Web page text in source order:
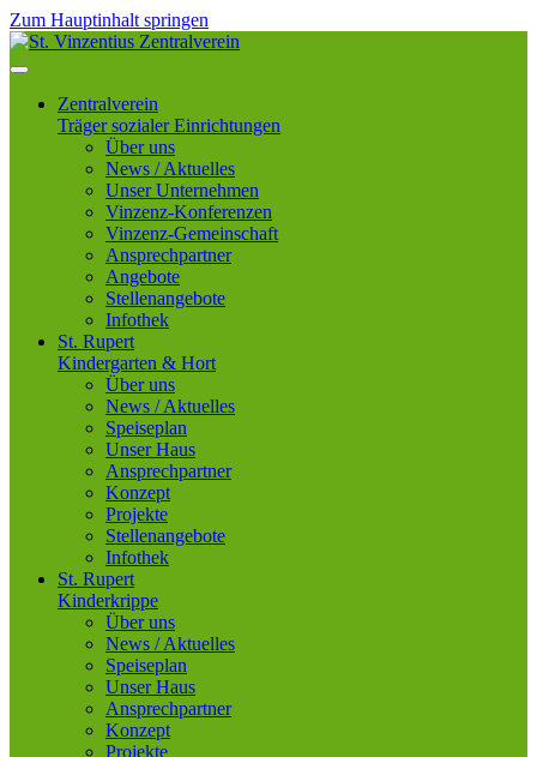
Zum Hauptinhalt springen
Zentralverein
Träger sozialer Einrichtungen
Über uns
News / Aktuelles
Unser Unternehmen
Vinzenz-Konferenzen
Vinzenz-Gemeinschaft
Ansprechpartner
Angebote
Stellenangebote
Infothek
St. Rupert
Kindergarten & Hort
Über uns
News / Aktuelles
Speiseplan
Unser Haus
Ansprechpartner
Konzept
Projekte
Stellenangebote
Infothek
St. Rupert
Kinderkrippe
Über uns
News / Aktuelles
Speiseplan
Unser Haus
Ansprechpartner
Konzept
Projekte
Jahr
Monat
Jahr
Monat